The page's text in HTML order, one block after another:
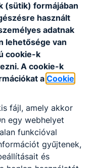
(más
(sütik) formájában
használt
adatnak
lehetősége van
cookie-k
A cookie-k
aCookie
fájl, amely akkor
egy webhelyet
funkcióval
gyűjtenek,
és